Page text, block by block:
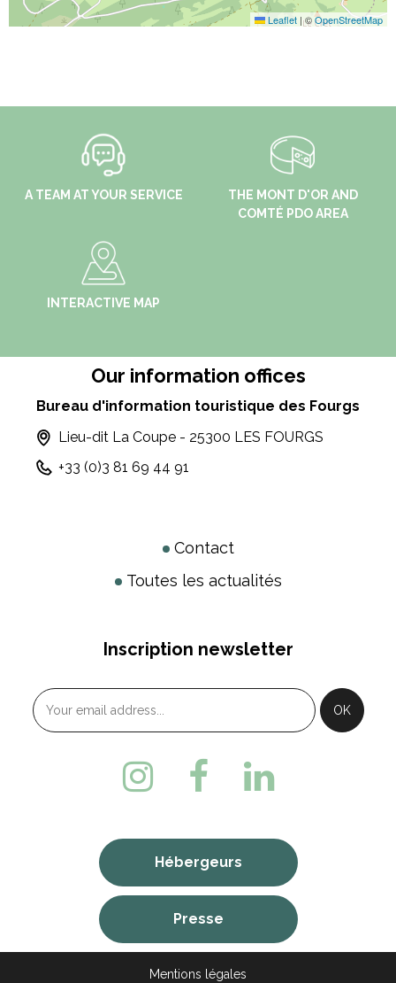
Leaflet |©OpenStreetMap
A TEAM AT YOUR SERVICE
THE MONT D'OR AND
COMTÉ PDO AREA
INTERACTIVE MAP
Our information offices
Bureau d'information touristique des Fourgs
Lieu-dit La Coupe - 25300 LES FOURGS
+33 (0)3 81 69 44 91
Contact
Toutes les actualités
Inscription newsletter
Hébergeurs
Presse
Mentions légales